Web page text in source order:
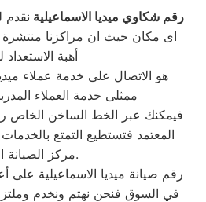
رقم شكاوي ميديا الاسماعيلية
اى مكان حيث ان مراكزنا
أهبة الاستعداد
هو الاتصال على خدمة عملاء
ممثلى خدمة العملاء
فيمكنك عبر الخط الساخن الخاص
المعتمد فتستطيع التمتع
مركز الصيانة المعتمد.
رقم صيانة ميديا الاسماعيلية على
في السوق فنحن نهتم ونخدم